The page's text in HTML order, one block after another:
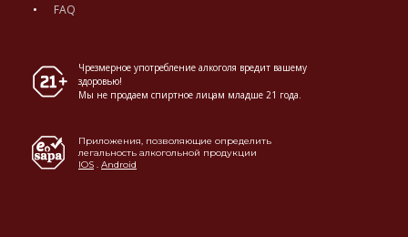
FAQ
Чрезмерное употребление алкоголя вредит вашему
здоровью!
Мы не продаем спиртное лицам младше 21 года.
Приложения, позволяющие определить
легальность алкогольной продукции
IOS . Android